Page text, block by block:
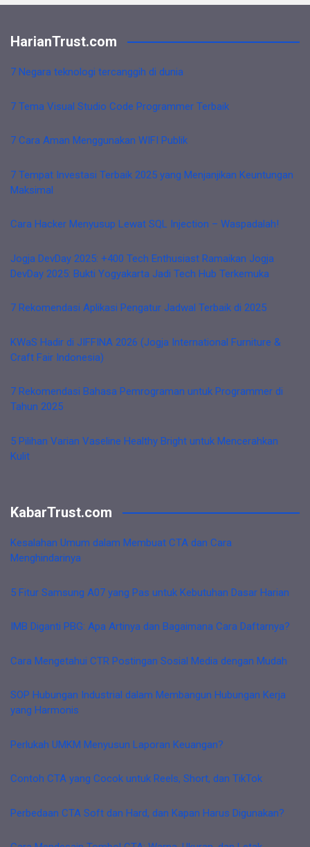
HarianTrust.com
7 Negara teknologi tercanggih di dunia
7 Tema Visual Studio Code Programmer Terbaik
7 Cara Aman Menggunakan WIFI Publik
7 Tempat Investasi Terbaik 2025 yang Menjanjikan Keuntungan
Maksimal
Cara Hacker Menyusup Lewat SQL Injection – Waspadalah!
Jogja DevDay 2025: +400 Tech Enthusiast Ramaikan Jogja
DevDay 2025: Bukti Yogyakarta Jadi Tech Hub Terkemuka
7 Rekomendasi Aplikasi Pengatur Jadwal Terbaik di 2025
KWaS Hadir di JIFFINA 2026 (Jogja International Furniture &
Craft Fair Indonesia)
7 Rekomendasi Bahasa Pemrograman untuk Programmer di
Tahun 2025
5 Pilihan Varian Vaseline Healthy Bright untuk Mencerahkan
Kulit
KabarTrust.com
Kesalahan Umum dalam Membuat CTA dan Cara
Menghindarinya
5 Fitur Samsung A07 yang Pas untuk Kebutuhan Dasar Harian
IMB Diganti PBG: Apa Artinya dan Bagaimana Cara Daftarnya?
Cara Mengetahui CTR Postingan Sosial Media dengan Mudah
SOP Hubungan Industrial dalam Membangun Hubungan Kerja
yang Harmonis
Perlukah UMKM Menyusun Laporan Keuangan?
Contoh CTA yang Cocok untuk Reels, Short, dan TikTok
Perbedaan CTA Soft dan Hard, dan Kapan Harus Digunakan?